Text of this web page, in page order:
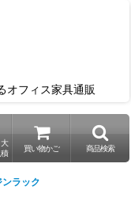
オフィス家具通販
買い物かご 商品検索
ラック